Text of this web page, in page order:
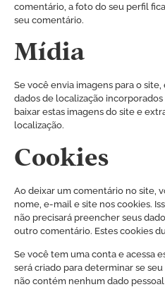
comentário, a foto do seu perfil
seu comentário.
Mídia
Se você envia imagens para o
dados de localização incorporados
baixar estas imagens do site e
localização.
Cookies
Ao deixar um comentário no site,
nome, e-mail e site nos cookies.
não precisará preencher seus
outro comentário. Estes cookies
Se você tem uma conta e acessa
será criado para determinar se
não contém nenhum dado